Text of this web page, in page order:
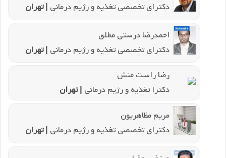
دکترای تخصصی تغذیه و رژیم درمانی | تهران
احمدرضا درستی مطلق
دکترای تخصصی تغذیه و رژیم درمانی | تهران
رضا راست منش
دکترا تغذیه و رژیم درمانی | تهران
مریم مظاهریون
دکترای تخصصی تغذیه و رژیم درمانی | تهران